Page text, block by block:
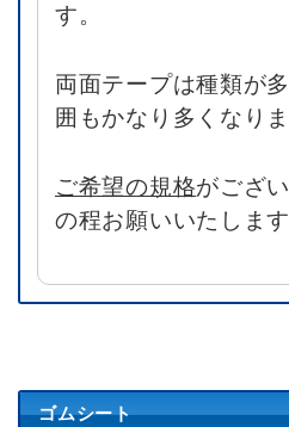
す。
両面テープは種類が
囲もかなり多くなり
ご希望の規格がござ
の程お願いいたしま
ゴムシート